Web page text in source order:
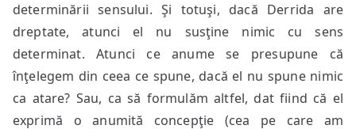
determinării sensului. Şi totuşi, dacă Derrida are
dreptate, atunci el nu susţine nimic cu sens
determinat. Atunci ce anume se presupune că
înţelegem din ceea ce spune, dacă el nu spune nimic
ca atare? Sau, ca să formulăm altfel, dat fiind că el
exprimă o anumită concepţie (cea pe care am